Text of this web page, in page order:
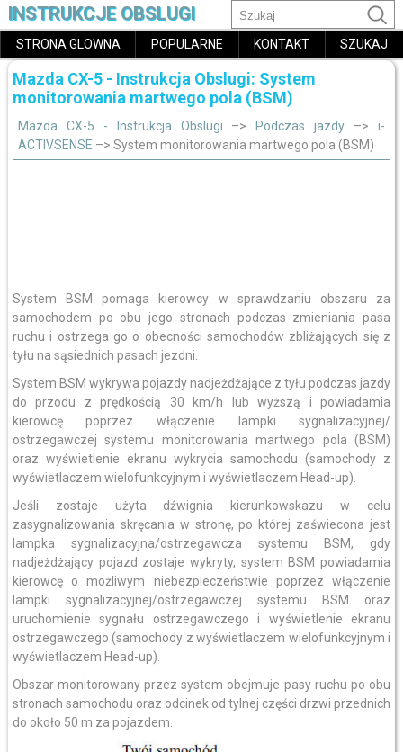
INSTRUKCJE OBSLUGI
STRONA GLOWNA POPULARNE KONTAKT SZUKAJ
Mazda CX-5 - Instrukcja Obslugi: System
monitorowania martwego pola (BSM)
Mazda CX-5 - Instrukcja Obslugi –> Podczas jazdy –>i-
ACTIVSENSE –> System monitorowania martwego pola (BSM)
System BSM pomaga kierowcy w sprawdzaniu obszaru za
samochodem po obu jego stronach podczas zmieniania pasa
ruchu i ostrzega go o obecności samochodów zbliżających się z
tyłu na sąsiednich pasach jezdni.
System BSM wykrywa pojazdy nadjeżdżające z tyłu podczas jazdy
do przodu z prędkością 30 km/h lub wyższą i powiadamia
kierowcę poprzez włączenie lampki sygnalizacyjnej/
ostrzegawczej systemu monitorowania martwego pola (BSM)
oraz wyświetlenie ekranu wykrycia samochodu (samochody z
wyświetlaczem wielofunkcyjnym i wyświetlaczem Head-up).
Jeśli zostaje użyta dźwignia kierunkowskazu w celu
zasygnalizowania skręcania w stronę, po której zaświecona jest
lampka sygnalizacyjna/ostrzegawcza systemu BSM, gdy
nadjeżdżający pojazd zostaje wykryty, system BSM powiadamia
kierowcę o możliwym niebezpieczeństwie poprzez włączenie
lampki sygnalizacyjnej/ostrzegawczej systemu BSM oraz
uruchomienie sygnału ostrzegawczego i wyświetlenie ekranu
ostrzegawczego (samochody z wyświetlaczem wielofunkcyjnym i
wyświetlaczem Head-up).
Obszar monitorowany przez system obejmuje pasy ruchu po obu
stronach samochodu oraz odcinek od tylnej części drzwi przednich
do około 50 m za pojazdem.